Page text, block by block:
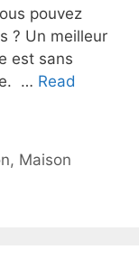
pouvez
? Un meilleur
est sans
… Read
, Maison